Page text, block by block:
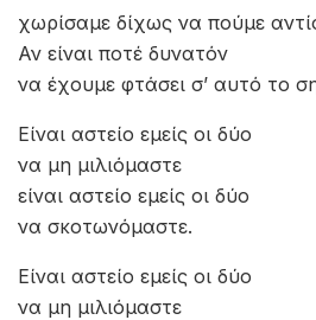
χωρίσαμε δίχως να πούμε
Αν είναι ποτέ δυνατόν
να έχουμε φτάσει σ’ αυτό το
Είναι αστείο εμείς οι δύο
να μη μιλιόμαστε
είναι αστείο εμείς οι δύο
να σκοτωνόμαστε.
Είναι αστείο εμείς οι δύο
να μη μιλιόμαστε